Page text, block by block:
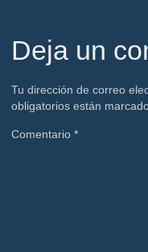
Deja un
Tu dirección de correo
obligatorios están
Comentario*